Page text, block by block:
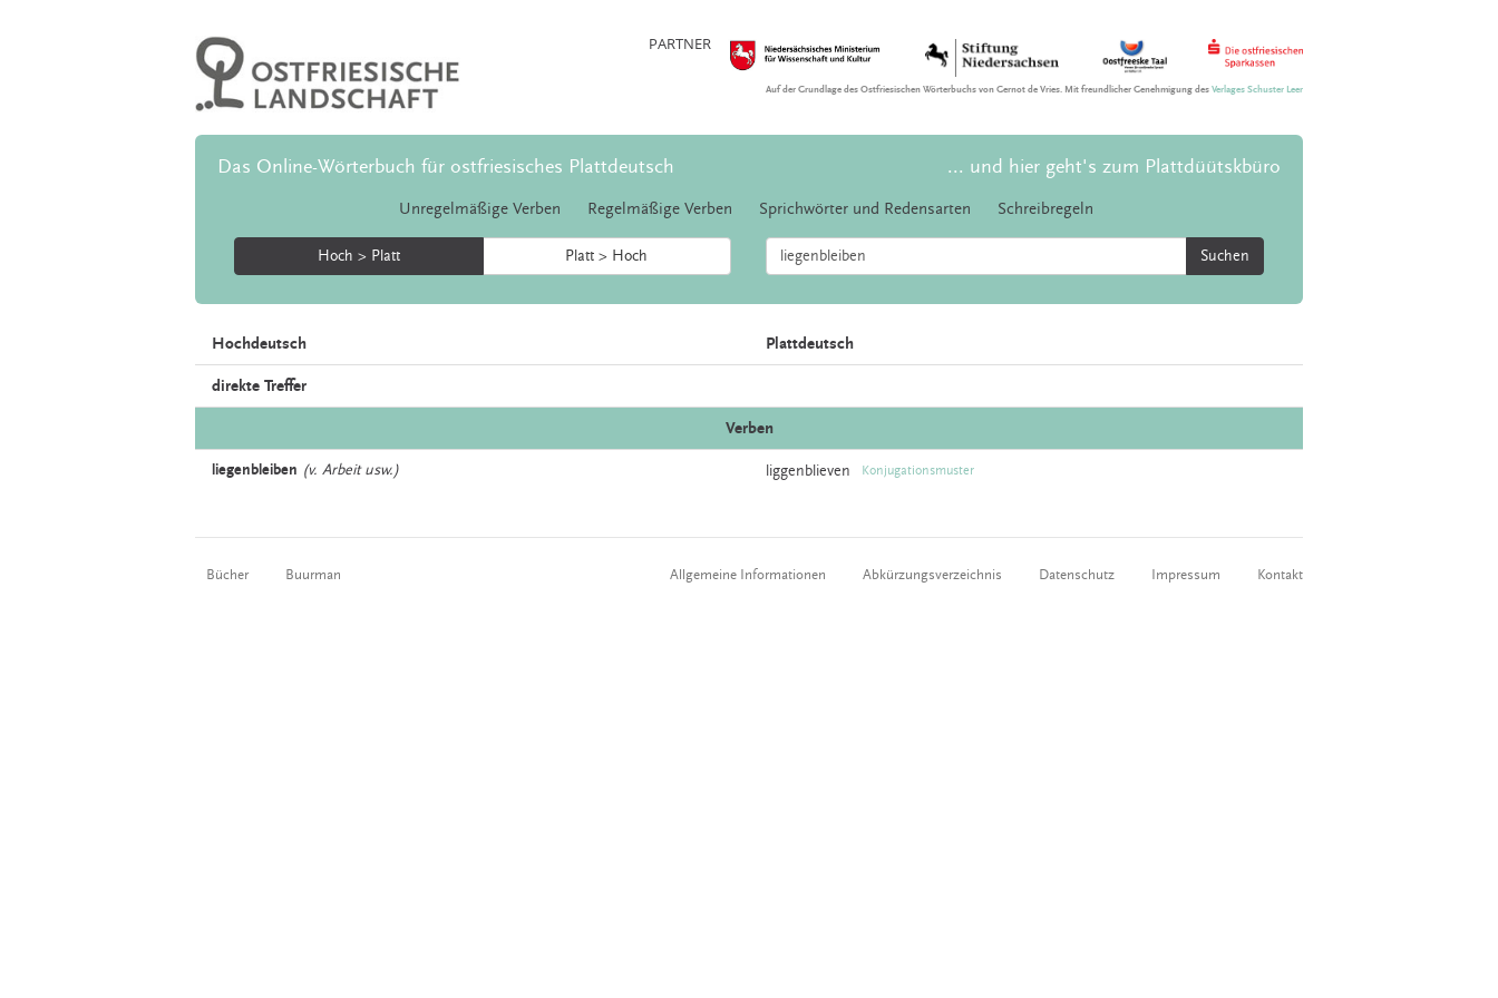
PARTNER
Auf der Grundlage des Ostfriesischen Wörterbuchs von Gernot de Vries. Mit freundlicher Genehmigung desVerlages Schuster Leer
Das Online-Wörterbuch für ostfriesisches Plattdeutsch ... und hier geht's zum Plattdüütskbüro
Unregelmäßige Verben Regelmäßige Verben Sprichwörter und Redensarten Schreibregeln
Hoch > Platt Platt > Hoch Suchen
Hochdeutsch Plattdeutsch
direkte Treffer
Verben
liegenbleiben (v. Arbeit usw.) liggenblieven Konjugationsmuster
Bücher Buurman Allgemeine Informationen Abkürzungsverzeichnis Datenschutz Impressum Kontakt